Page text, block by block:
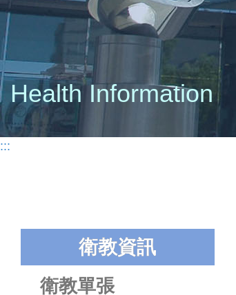
Health Information
:::
衛教資訊
衛教單張